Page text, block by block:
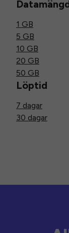
1 GB
5 GB
10 GB
20 GB
50 GB
Löptid
7 dagar
30 dagar